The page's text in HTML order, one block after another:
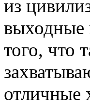
из
выходные
того, что
отличные